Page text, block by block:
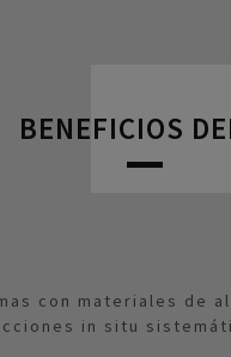
BENEFICIOS
con materiales de
in situ